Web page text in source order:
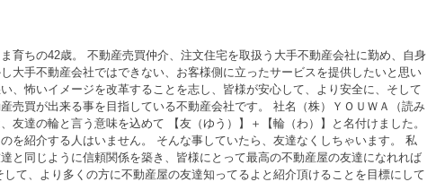
育ちの42歳。 不動産売買仲介、注文住宅を取扱う大手不動産会社に勤め、自身
大手不動産会社ではできない、お客様側に立ったサービスを提供したいと思い
、怖いイメージを改革することを志し、皆様が安心して、より安全に、そして
売買が出来る事を目指している不動産会社です。 社名（株）ＹＯＵＷＡ（読み
友達の輪と言う意味を込めて 【友（ゆう）】＋【輪（わ）】と名付けました。
を紹介する人はいません。 そんな事していたら、友達なくしちゃいます。 私
と同じように信頼関係を築き、皆様にとって最高の不動産屋の友達になれれば
して、より多くの方に不動産屋の友達知ってるよと紹介頂けることを目標にして